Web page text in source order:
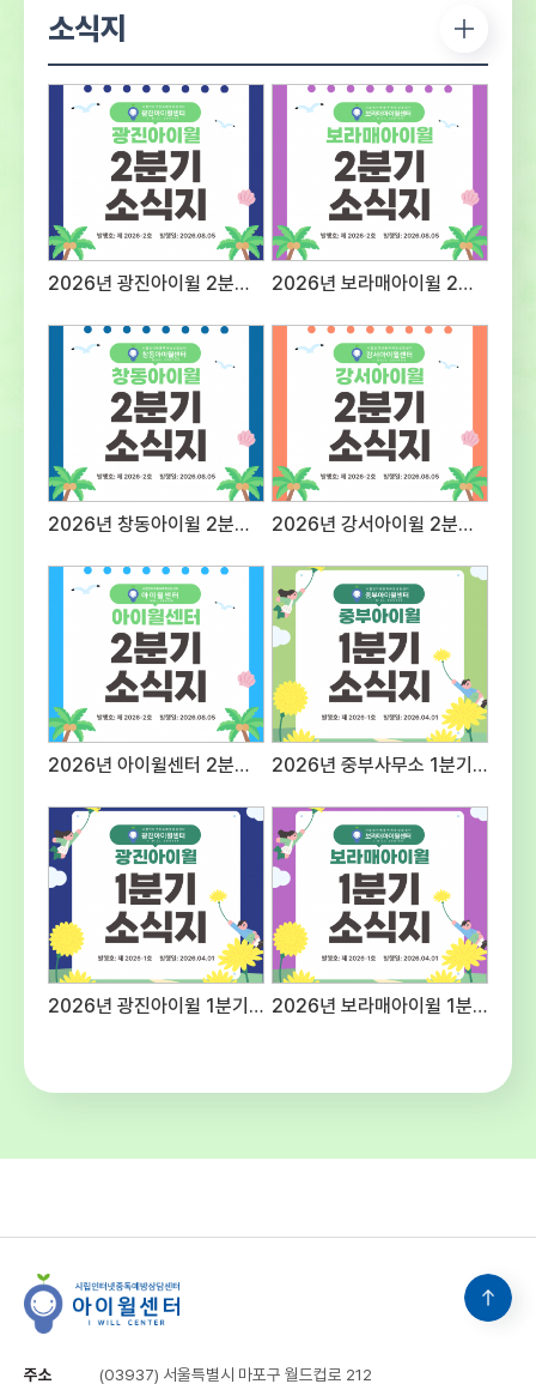
전문성 정도40직무 수행 능력담당 직무를
수행 할 수 있는 경험과 능력의 정도40지원
적합성경력사항, 교육 및 훈련사항, 지원동기
및 장래포부 등 종합평가20※ 서류심사
동점자는 1. 경력이 많은 순, 2. 자격증의
급수가 높은 순으로 우선순위를 결정한다.※
면접대상자는 채용인원의 3배수로 한다.(단
접수인원 및 채용상황에 따라 조정 가능) ○
2차 : 면접전형 – 2026년 8월 중
자세지원동기 및 예절 등의 태도20표현력질문
대응 능력 등 종합적 표현력20전문성근무경력,
자격증, 관련분야 경험 등의
전문성30사회성조직문화 적응도 및 기타
대인관계성30 3. 접수방법 및 제출서류○
접수방법 : E-mail 제출 1) 메일주소:
admin@iwill.or.kr 2) 파일명은 ‘응시분야-
성명’으로 명시 (예) 상담팀 팀원-홍길동○
자기소개서 1부(A4 용지 2매 이내) 3)
개인정보제공 동의서 1부(첨부양식 활용,
서명하여 스캔 후 파일첨부)※ (최종합격자
제출서류) 주민등록등본, 경력증명서, 자격증
사본, 최종학교 졸업증명서, 채용신체검사서
(채용 전) 성범죄, 아동학대 전력 조회 결과 등
추후 안내 4. 근무조건 및 근무지
응시분야근무지급여조건근무시간상담팀
팀원시립인터넷중독예방상담센터
보라매사무소(서울시 동작구 여의대방로20길
61 슬기동 201호)서울시 청소년시설
예산편성기준에 의함주5일, 40시간(근무
여건에 따라 출퇴근 시간을 탄력적으로 적용할
수 있음) ○ 공통사항 - 후생복지 : 국민연금,
건강보험, 산재 및 고용보험 4대보험 가입 -
수습기간 : 채용일로부터 3개월(수습기간 종료
기타사항 : 내부 보직 발령 및 업무분장은 근무
주시고 연락처를 반드시 기재해주십시오.○
사정에 의해 변경될 수 있으며 변경될 경우
개별적으로 통지합니다. 6. 문의 :
소식지
2026년 광진아이윌 2분기 소식지 2026년 보라매아이윌 2분기 소식지
2026년 창동아이윌 2분기 소식지 2026년 강서아이윌 2분기 소식지
2026년 아이윌센터 2분기 소식지 2026년 중부사무소 1분기 소식지
2026년 광진아이윌 1분기 소식지 2026년 보라매아이윌 1분기 소식지
주소 (03937) 서울특별시 마포구 월드컵로 212